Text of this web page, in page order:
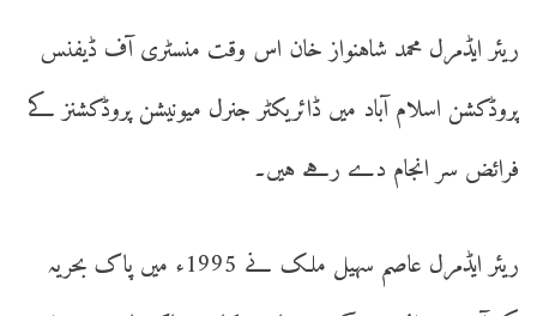
ریئر ایڈمرل محمد شاہنواز خان اس وقت منسٹری آف ڈیفنس
پروڈکشن اسلام آباد میں ڈائریکٹر جنرل میونیشن پروڈکشنز کے
فرائض سر انجام دے رہے ہیں۔
ریئر ایڈمرل عاصم سہیل ملک نے 1995ء میں پاک بحریہ